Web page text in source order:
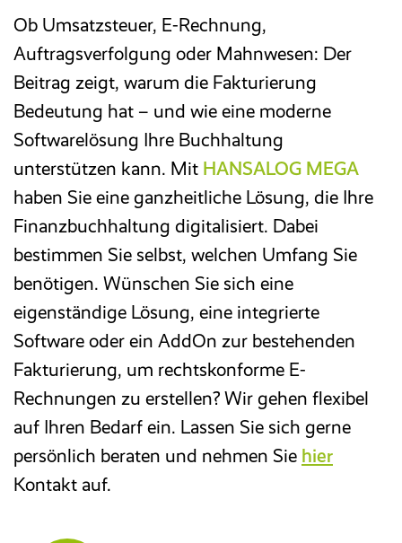
Ob Umsatzsteuer, E-Rechnung,
Auftragsverfolgung oder Mahnwesen: Der
Beitrag zeigt, warum die Fakturierung
Bedeutung hat – und wie eine moderne
Softwarelösung Ihre Buchhaltung
unterstützen kann. Mit HANSALOG MEGA
haben Sie eine ganzheitliche Lösung, die Ihre
Finanzbuchhaltung digitalisiert. Dabei
bestimmen Sie selbst, welchen Umfang Sie
benötigen. Wünschen Sie sich eine
eigenständige Lösung, eine integrierte
Software oder ein AddOn zur bestehenden
Fakturierung, um rechtskonforme E-
Rechnungen zu erstellen? Wir gehen flexibel
auf Ihren Bedarf ein. Lassen Sie sich gerne
persönlich beraten und nehmen Sie hier
Kontakt auf.